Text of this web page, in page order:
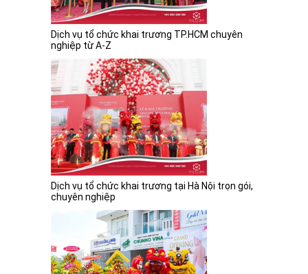
Dịch vụ tổ chức khai trương TP.HCM chuyên
nghiệp từ A-Z
Dịch vụ tổ chức khai trương tại Hà Nội trọn gói,
chuyên nghiệp